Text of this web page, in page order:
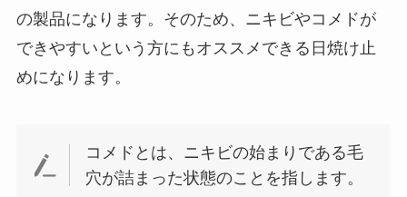
の製品になります。そのため、ニキビやコメドが
できやすいという方にもオススメできる日焼け止
めになります。
コメドとは、ニキビの始まりである毛
穴が詰まった状態のことを指します。